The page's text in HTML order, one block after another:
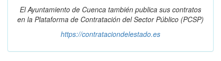
El Ayuntamiento de Cuenca también publica sus contratos
en la Plataforma de Contratación del Sector Público (PCSP)
https://contrataciondelestado.es